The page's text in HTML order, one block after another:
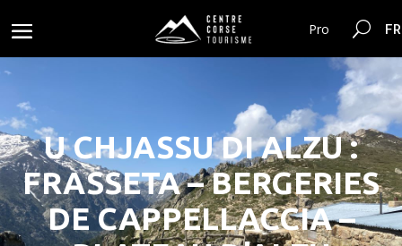
Pro
U CHJASSU DI ALZU :
FRASSETA – BERGERIES
DE CAPPELLACCIA –